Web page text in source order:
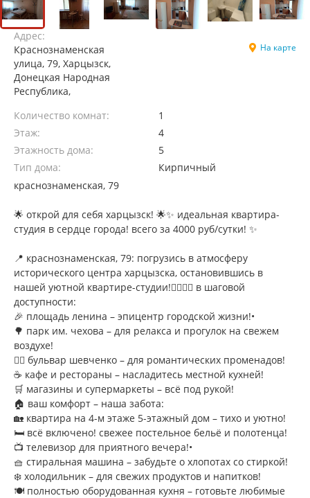
Адрес:
Краснознаменская
улица, 79, Харцызск,
Донецкая Народная
Республика,
На карте
Количество комнат:
1
Этаж:
4
Этажность дома:
5
Тип дома:
Кирпичный
краснознаменская, 79
🌟 открой для себя харцызск! 🌟✨ идеальная квартира-
студия в сердце города! всего за 4000 руб/сутки! ✨
📍 краснознаменская, 79: погрузись в атмосферу
исторического центра харцызска, остановившись в
нашей уютной квартире-студии!🚶‍♀️🚶‍♂️ в шаговой
доступности:
🎉 площадь ленина – эпицентр городской жизни!•
🌳 парк им. чехова – для релакса и прогулок на свежем
воздухе!
🚶‍♂️ бульвар шевченко – для романтических променадов!
☕ кафе и рестораны – насладитесь местной кухней!
🛒 магазины и супермаркеты – всё под рукой!
🏠 ваш комфорт – наша забота:
🏡 квартира на 4-м этаже 5-этажный дом – тихо и уютно!
🛏️ всё включено! свежее постельное бельё и полотенца!
📺 телевизор для приятного вечера!•
🧺 стиральная машина – забудьте о хлопотах со стиркой!
❄️ холодильник – для свежих продуктов и напитков!
🍽️ полностью оборудованная кухня – готовьте любимые